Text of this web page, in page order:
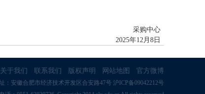
采购中心
2025年12月8日
关于我们 联系我们 版权声明 网站地图 官方微博
：安徽合肥市经济技术开发区合安路47号 沪ICP备09042212号